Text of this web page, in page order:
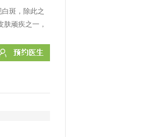
斑，除此之
顽疾之一，